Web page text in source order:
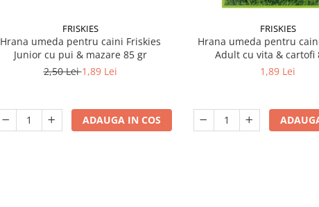
FRISKIES
Hrana umeda pentru caini Friskies
Junior cu pui & mazare 85 gr
2,50 Lei1,89 Lei
ADAUGA IN COS
FRISKIES
Hrana umeda pentru
Adult cu vita & cartofi
1,89 Lei